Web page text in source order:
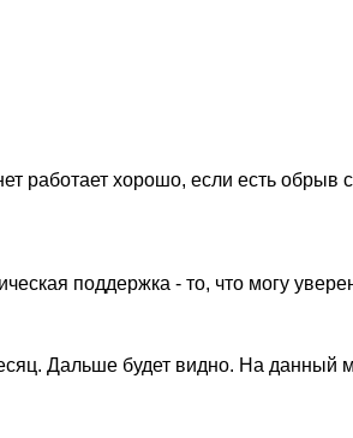
хорошо, если есть обрыв
поддержка - то, что могу
Дальше будет видно. На данный